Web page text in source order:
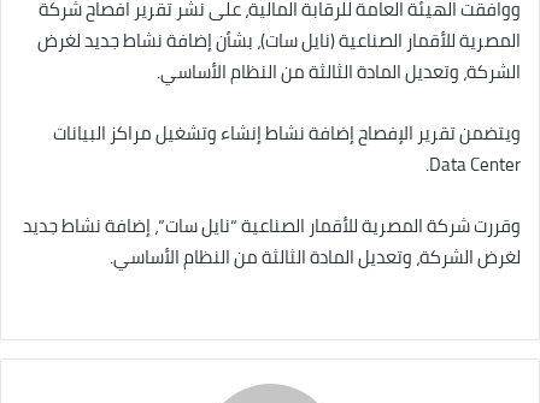
ووافقت الهيئة العامة للرقابة المالية، على نشر تقرير افصاح شركة
المصرية للأقمار الصناعية (نايل سات)، بشأن إضافة نشاط جديد لغرض
الشركة، وتعديل المادة الثالثة من النظام الأساسي.
ويتضمن تقرير الإفصاح إضافة نشاط إنشاء وتشغيل مراكز البيانات
Data Center.
وقررت شركة المصرية للأقمار الصناعية “نايل سات”، إضافة نشاط جديد
لغرض الشركة، وتعديل المادة الثالثة من النظام الأساسي.